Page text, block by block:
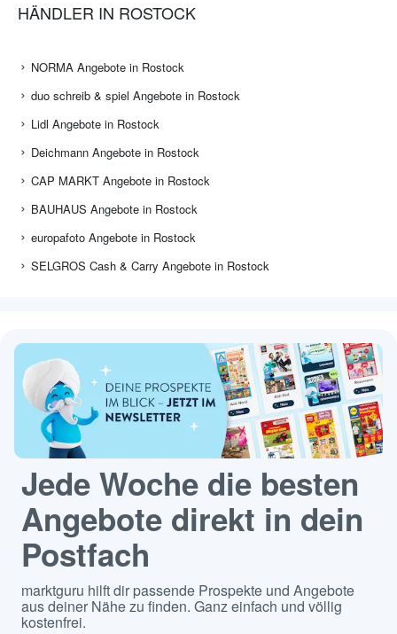
HÄNDLER IN ROSTOCK
NORMA Angebote in Rostock
duo schreib & spiel Angebote in Rostock
Lidl Angebote in Rostock
Deichmann Angebote in Rostock
CAP MARKT Angebote in Rostock
BAUHAUS Angebote in Rostock
europafoto Angebote in Rostock
SELGROS Cash & Carry Angebote in Rostock
Jede Woche die besten
Angebote direkt in dein
Postfach
marktguru hilft dir passende Prospekte und Angebote
aus deiner Nähe zu finden. Ganz einfach und völlig
kostenfrei.